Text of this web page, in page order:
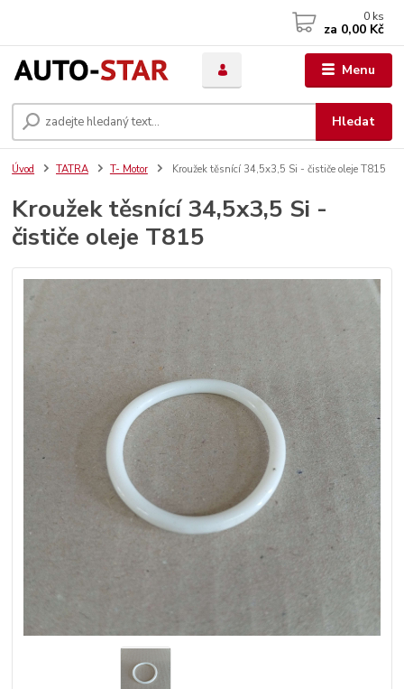
Menu
Hledat
0 ks
za 0,00 Kč
Úvod TATRA T- Motor Kroužek těsnící 34,5x3,5 Si - čističe oleje T815
Kroužek těsnící 34,5x3,5 Si -
čističe oleje T815